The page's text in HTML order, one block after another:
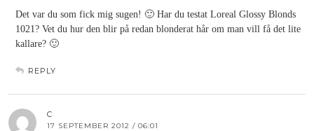
Det var du som fick mig sugen! 🙂 Har du testat Loreal Glossy Blonds
1021? Vet du hur den blir på redan blonderat hår om man vill få det lite
kallare? 🙂
REPLY
C
17 SEPTEMBER 2012 / 06:01